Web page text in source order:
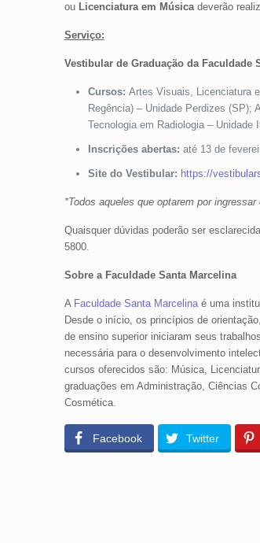
ou Licenciatura em Músicadeverão
Serviço:
Vestibular de Graduação da Faculdade
Cursos: Artes Visuais, Licenciatura
Regência) – Unidade Perdizes
Tecnologia em Radiologia – Unidade
Inscrições abertas: até 13 de
Site do Vestibular: https://
*Todos aqueles que optarem por
Quaisquer dúvidas poderão ser
5800.
Sobre a Faculdade Santa Marcelina
A Faculdade Santa Marcelinaé uma
Desde o início, os princípios de
de ensino superior iniciaram seus
necessária para o desenvolvimento
cursos oferecidos são: Música,
graduações em Administração, Ciências
Cosmética.
Facebook Twitter